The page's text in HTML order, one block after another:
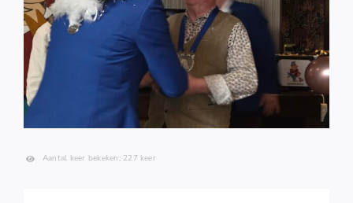
Aantal keer bekeken: 227 keer